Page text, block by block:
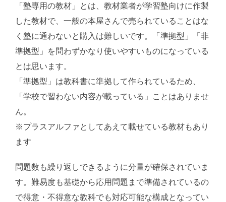
「塾専用の教材」とは、教材業者が学習塾向けに作製
した教材で、一般の本屋さんで売られていることはな
く塾に通わないと購入は難しいです。「準拠型」「非
準拠型」を問わずかなり使いやすいものになっている
とは思います。
「準拠型」は教科書に準拠して作られているため、
「学校で習わない内容が載っている」ことはありませ
ん。
※プラスアルファとしてあえて載せている教材もあり
ます
問題数も繰り返しできるように分量が確保されていま
す。難易度も基礎から応用問題まで準備されているの
で得意・不得意な教科でも対応可能な構成となってい